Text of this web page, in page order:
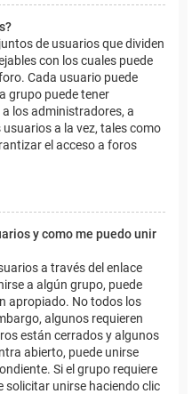
de usuarios que dividen
con los cuales puede
Cada usuario puede
grupo puede tener
los administradores, a
a la vez, tales como
el acceso a foros
y como me puedo unir
a través del enlace
a algún grupo, puede
apropiado. No todos los
algunos requieren
están cerrados y algunos
abierto, puede unirse
Si el grupo requiere
solicitar unirse haciendo clic